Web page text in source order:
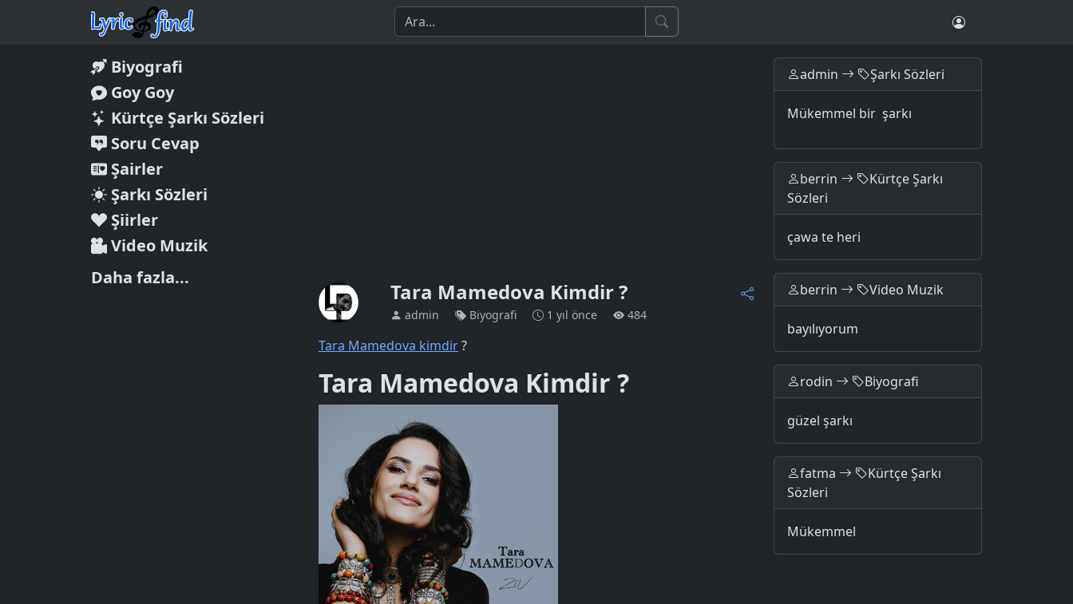
Biyografi
Goy Goy
Kürtçe Şarkı Sözleri
Soru Cevap
Şairler
Şarkı Sözleri
Şiirler
Video Muzik
Daha fazla...
Tara Mamedova Kimdir ?
admin Biyografi 1 yıl önce 484
Tara Mamedova kimdir?
Tara Mamedova Kimdir ?
admin Şarkı Sözleri
Mükemmel bir şarkı
berrin
Kürtçe Şarkı
Sözleri
çawa te heri
berrin Video Muzik
bayılıyorum
rodin Biyografi
güzel şarkı
fatma
Kürtçe Şarkı
Sözleri
Mükemmel